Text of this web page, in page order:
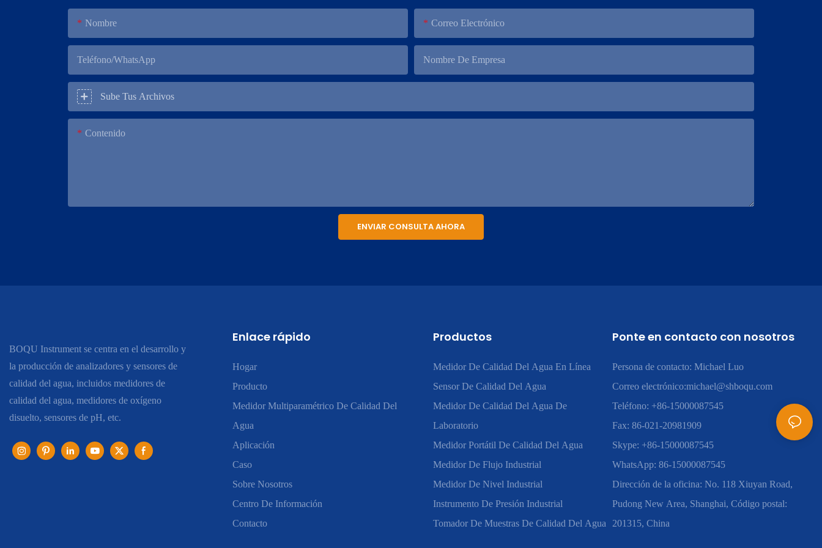
Nombre Correo Electrónico
Teléfono/WhatsApp Nombre De Empresa
Sube Tus Archivos
Contenido
ENVIAR CONSULTA AHORA
BOQU Instrument se centra en el desarrollo y
la producción de analizadores y sensores de
calidad del agua, incluidos medidores de
calidad del agua, medidores de oxígeno
disuelto, sensores de pH, etc.
Enlace rápido
Hogar
Producto
Medidor Multiparamétrico De Calidad Del
Agua
Aplicación
Caso
Sobre Nosotros
Centro De Información
Contacto
Productos
Medidor De Calidad Del Agua En Línea
Sensor De Calidad Del Agua
Medidor De Calidad Del Agua De
Laboratorio
Medidor Portátil De Calidad Del Agua
Medidor De Flujo Industrial
Medidor De Nivel Industrial
Instrumento De Presión Industrial
Tomador De Muestras De Calidad Del Agua
Ponte en contacto con nosotros
Persona de contacto: Michael Luo
Correo electrónico:michael@shboqu.com
Teléfono: +86-15000087545
Fax: 86-021-20981909
Skype: +86-15000087545
WhatsApp: 86-15000087545
Dirección de la oficina: No. 118 Xiuyan Road,
Pudong New Area, Shanghai, Código postal:
201315, China